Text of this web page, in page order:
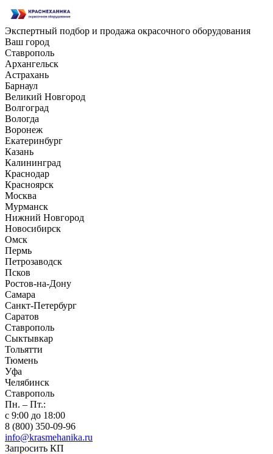
Экспертный подбор и продажа окрасочного оборудования
Ваш город
Ставрополь
Архангельск
Астрахань
Барнаул
Великий Новгород
Волгоград
Вологда
Воронеж
Екатеринбург
Казань
Калининград
Краснодар
Красноярск
Москва
Мурманск
Нижний Новгород
Новосибирск
Омск
Пермь
Петрозаводск
Псков
Ростов-на-Дону
Самара
Санкт-Петербург
Саратов
Ставрополь
Сыктывкар
Тольятти
Тюмень
Уфа
Челябинск
Ставрополь
Пн. – Пт.:
с 9:00 до 18:00
8 (800) 350-09-96
info@krasmehanika.ru
Запросить КП